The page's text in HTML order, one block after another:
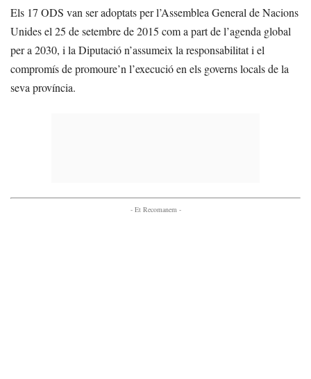
Els 17 ODS van ser adoptats per l’Assemblea General de Nacions
Unides el 25 de setembre de 2015 com a part de l’agenda global
per a 2030, i la Diputació n’assumeix la responsabilitat i el
compromís de promoure’n l’execució en els governs locals de la
seva província.
- Et Recomanem -